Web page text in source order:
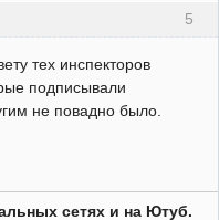
5
тех инспекторов
подписывали
не повадно было.
сетях и на Ютуб.